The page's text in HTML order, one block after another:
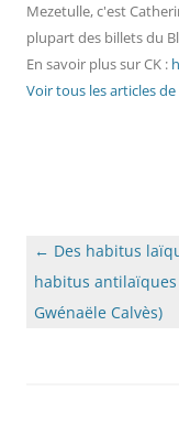
Mezetulle, c'est
plupart des billets du
En savoir plus sur CK :
Voir tous les articles
Navigation
des
articles
← Des habitus
habitus antilaïques
Gwénaële Calvès)